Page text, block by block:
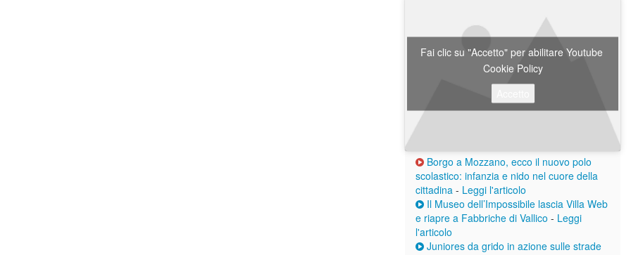
Fai clic su "Accetto" per abilitare Youtube
Cookie Policy
Borgo a Mozzano, ecco il nuovo polo
scolastico: infanzia e nido nel cuore della
cittadina - Leggi l'articolo
Il Museo dell’Impossibile lascia Villa Web
e riapre a Fabbriche di Vallico - Leggi
l'articolo
Juniores da grido in azione sulle strade